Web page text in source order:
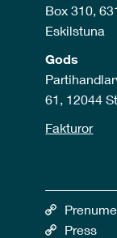
Box 310,
Eskilstuna
Gods
61, 12044
Fakturor
Press